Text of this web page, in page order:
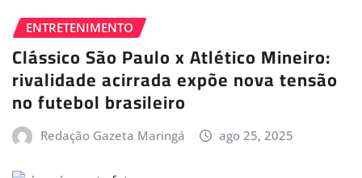
ENTRETENIMENTO
Clássico São Paulo x Atlético Mineiro:
rivalidade acirrada expõe nova tensão
no futebol brasileiro
Redação Gazeta Maringá ago 25, 2025